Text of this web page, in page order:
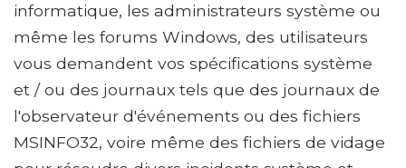
informatique, les administrateurs système ou
même les forums Windows, des utilisateurs
vous demandent vos spécifications système
et / ou des journaux tels que des journaux de
l'observateur d'événements ou des fichiers
MSINFO32, voire même des fichiers de vidage